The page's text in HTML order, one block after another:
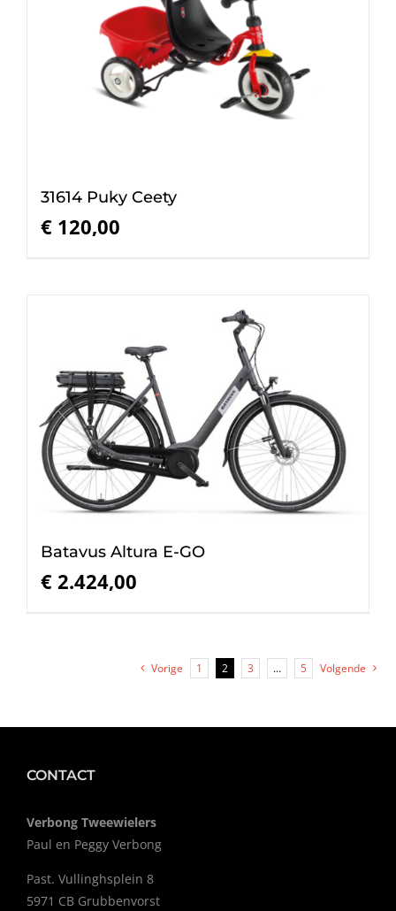
31614 Puky Ceety
€ 120,00
Batavus Altura E-GO
€ 2.424,00
Vorige 1 2 3 … 5 Volgende
CONTACT
Verbong Tweewielers
Paul en Peggy Verbong
Past. Vullinghsplein 8
5971 CB Grubbenvorst